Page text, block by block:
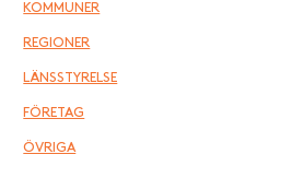
KOMMUNER
REGIONER
LÄNSSTYRELSE
FÖRETAG
ÖVRIGA